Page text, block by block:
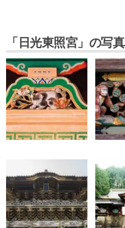
「日光東照宮」の写真